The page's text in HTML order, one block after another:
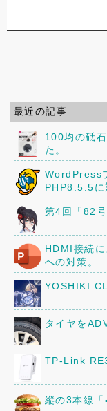
最近の記事
100均の砥
た。
WordPress
PHP8.5.5に
第4回「82
HDMI接続
への対策。
YOSHIKI
タイヤを
TP-Link
縦の3本線